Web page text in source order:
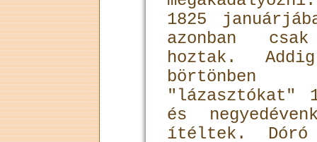
1825
azonban
hoztak.
"lázasztókat"
és
ítéltek.